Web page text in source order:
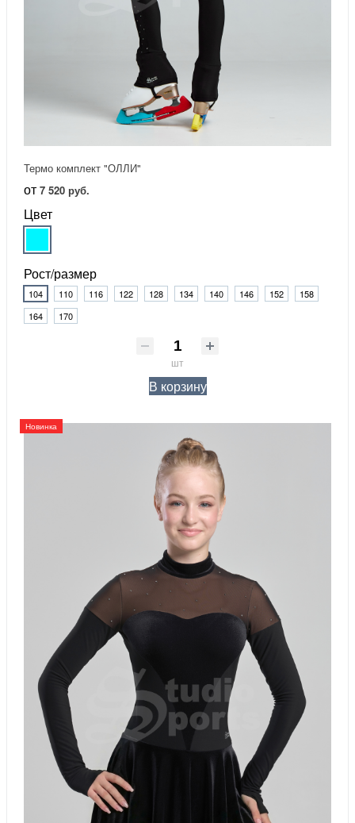
Термо комплект "ОЛЛИ"
от 7 520 руб.
Цвет
Рост/размер
104 110 116 122 128 134 140 146 152
158
164
170
шт
В корзину
Новинка